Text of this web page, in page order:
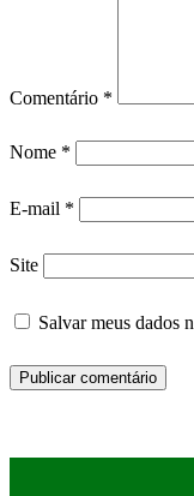
Comentário *
Nome *
E-mail *
Site
Salvar meus dados